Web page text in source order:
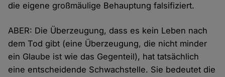
die eigene großmäulige Behauptung falsifiziert.
ABER: Die Überzeugung, dass es kein Leben nach
dem Tod gibt (eine Überzeugung, die nicht minder
ein Glaube ist wie das Gegenteil), hat tatsächlich
eine entscheidende Schwachstelle. Sie bedeutet die